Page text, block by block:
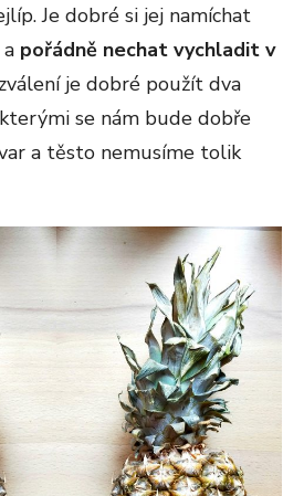
Je dobré si jej namíchat
pořádně nechat vychladit v
je dobré použít dva
se nám bude dobře
a těsto nemusíme tolik